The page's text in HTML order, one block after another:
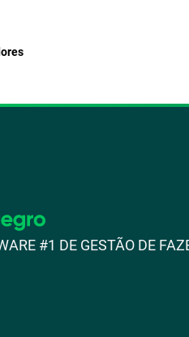
#1 DE GESTÃO DE